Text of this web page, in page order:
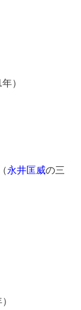
）
永井匡威の三